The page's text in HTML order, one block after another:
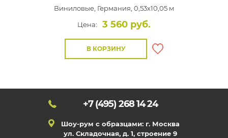
Виниловые, Германия, 0,53x10,05 м
Цена:
3 560 руб.
В КОРЗИНУ
+7 (495) 268 14 24
Шоу-рум с образцами: г. Москва
ул. Складочная, д. 1, строение 9